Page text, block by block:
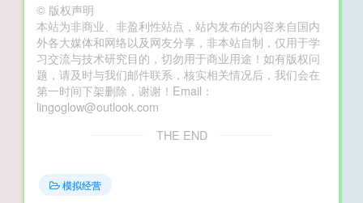
© 版权声明
本站为非商业、非盈利性站点，站内发布的内容来自国内
外各大媒体和网络以及网友分享，非本站自制，仅用于学
习交流与技术研究目的，切勿用于商业用途！如有版权问
题，请及时与我们邮件联系，核实相关情况后，我们会在
第一时间下架删除，谢谢！Email：
lingoglow@outlook.com
THE END
模拟经营